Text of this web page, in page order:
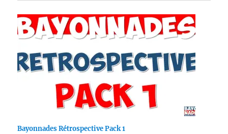
Bayonnades Rétrospective Pack 1